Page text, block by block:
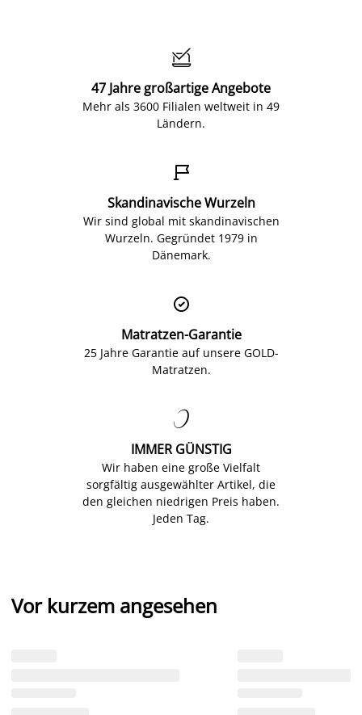

47 Jahre großartige Angebote
Mehr als 3600 Filialen weltweit in 49
Ländern.

Skandinavische Wurzeln
Wir sind global mit skandinavischen
Wurzeln. Gegründet 1979 in
Dänemark.

Matratzen-Garantie
25 Jahre Garantie auf unsere GOLD-
Matratzen.

IMMER GÜNSTIG
Wir haben eine große Vielfalt
sorgfältig ausgewählter Artikel, die
den gleichen niedrigen Preis haben.
Jeden Tag.
Vor kurzem angesehen